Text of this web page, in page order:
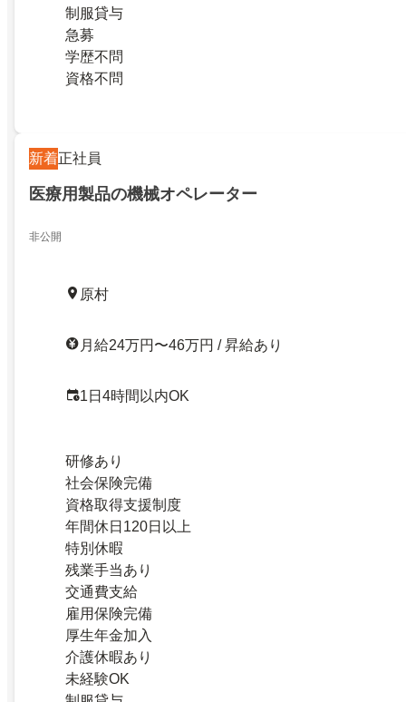
制服貸与
急募
学歴不問
資格不問
新着正社員
医療用製品の機械オペレーター
非公開
原村
月給24万円〜46万円 / 昇給あり
1日4時間以内OK
研修あり
社会保険完備
資格取得支援制度
年間休日120日以上
特別休暇
残業手当あり
交通費支給
雇用保険完備
厚生年金加入
介護休暇あり
未経験OK